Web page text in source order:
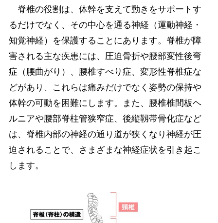
脊椎の役割は、体幹を支えて動きをサポートす
るだけでなく、その中心を通る神経（運動神経・
知覚神経）を保護することにあります。脊椎が障
害される主な疾患には、圧迫骨折や腰部変性後弯
症（腰曲がり）、腰椎すべり症、変形性脊椎症な
どがあり、これらは痛みだけでなく姿勢の保持や
体幹の可動を困難にします。また、腰椎椎間板ヘ
ルニアや腰部脊柱管狭窄症、後縦靱帯骨化症など
は、脊椎内部の神経の通り道が狭くなり神経が圧
迫されることで、さまざまな神経症状を引き起こ
します。